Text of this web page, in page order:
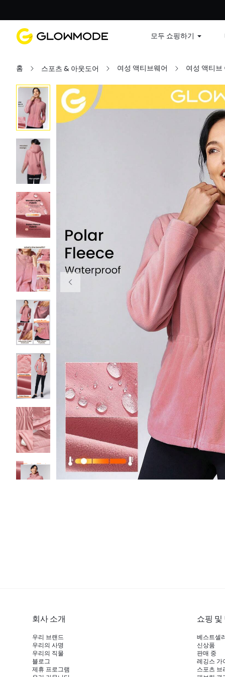
모두 쇼핑하기
홈 스포츠 & 아웃도어 여성 액티브웨어 여성 액티브
회사 소개
우리 브랜드
우리의 사명
우리의 직물
블로그
제휴 프로그램
쇼핑 및
베스트셀
신상품
판매 중
레깅스 가
스포츠 브